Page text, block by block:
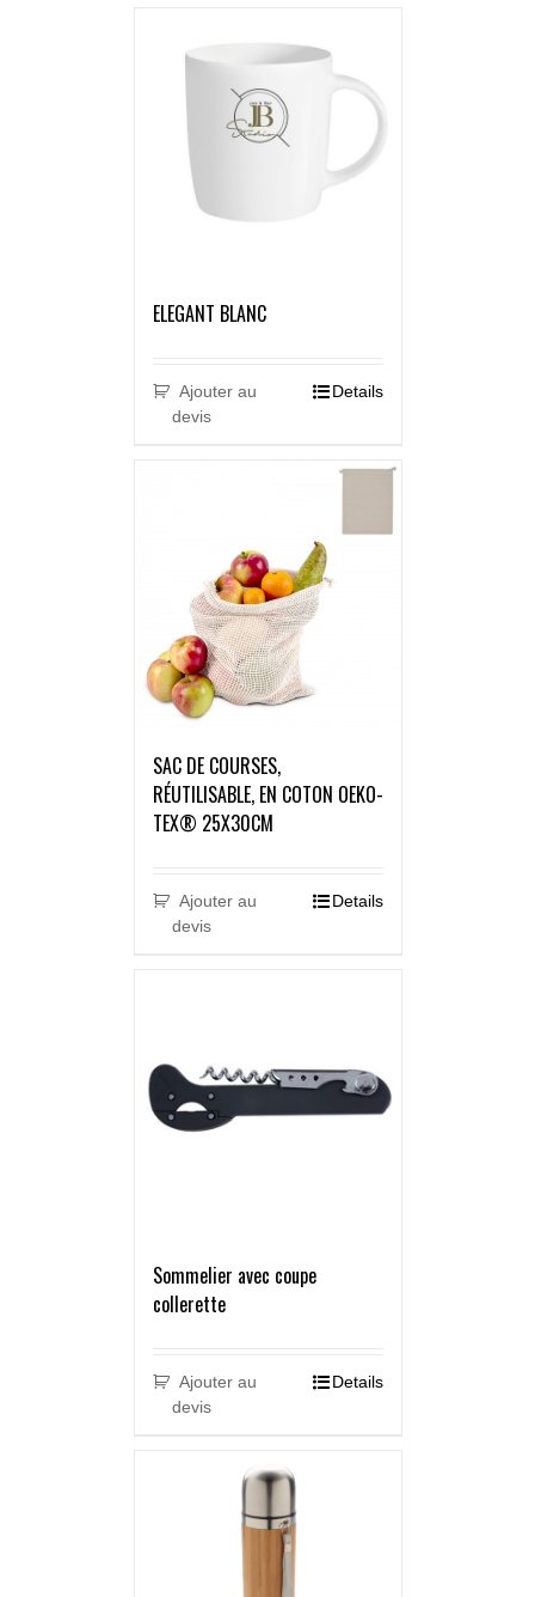
ELEGANT BLANC
Ajouter au
devis
Details
SAC DE COURSES,
RÉUTILISABLE, EN COTON OEKO-
TEX® 25X30CM
Ajouter au
devis
Details
Sommelier avec coupe
collerette
Ajouter au
devis
Details